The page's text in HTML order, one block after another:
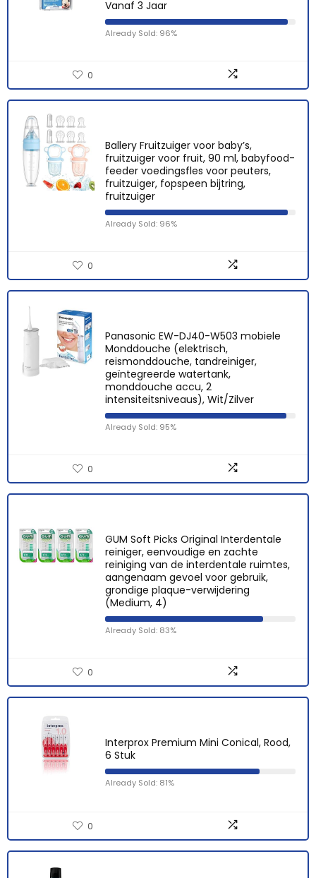
Vanaf 3 Jaar
Already Sold: 96%
0
Ballery Fruitzuiger voor baby’s,
fruitzuiger voor fruit, 90 ml, babyfood-
feeder voedingsfles voor peuters,
fruitzuiger, fopspeen bijtring,
fruitzuiger
Already Sold: 96%
0
Panasonic EW-DJ40-W503 mobiele
Monddouche (elektrisch,
reismonddouche, tandreiniger,
geïntegreerde watertank,
monddouche accu, 2
intensiteitsniveaus), Wit/Zilver
Already Sold: 95%
0
GUM Soft Picks Original Interdentale
reiniger, eenvoudige en zachte
reiniging van de interdentale ruimtes,
aangenaam gevoel voor gebruik,
grondige plaque-verwijdering
(Medium, 4)
Already Sold: 83%
0
Interprox Premium Mini Conical, Rood,
6 Stuk
Already Sold: 81%
0